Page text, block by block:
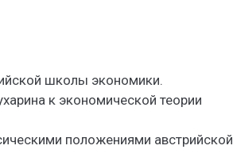
школы экономики.
к экономической теории
положениями австрийской